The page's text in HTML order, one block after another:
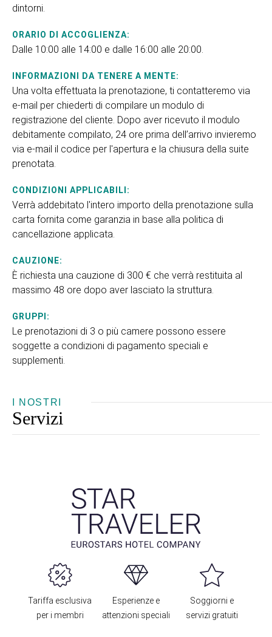
dintorni.
ORARIO DI ACCOGLIENZA:
Dalle 10:00 alle 14:00 e dalle 16:00 alle 20:00.
INFORMAZIONI DA TENERE A MENTE:
Una volta effettuata la prenotazione, ti contatteremo via
e-mail per chiederti di compilare un modulo di
registrazione del cliente. Dopo aver ricevuto il modulo
debitamente compilato, 24 ore prima dell’arrivo invieremo
via e-mail il codice per l'apertura e la chiusura della suite
prenotata.
CONDIZIONI APPLICABILI:
Verrà addebitato l'intero importo della prenotazione sulla
carta fornita come garanzia in base alla politica di
cancellazione applicata.
CAUZIONE:
È richiesta una cauzione di 300 € che verrà restituita al
massimo 48 ore dopo aver lasciato la struttura.
GRUPPI:
Le prenotazioni di 3 o più camere possono essere
soggette a condizioni di pagamento speciali e
supplementi.
I NOSTRI
Servizi
Tariffa esclusiva
per i membri
Esperienze e
attenzioni speciali
Soggiorni e
servizi gratuiti